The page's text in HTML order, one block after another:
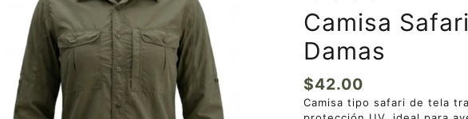
Camisa
Damas
$42.00
Camisa tipo safari de tela